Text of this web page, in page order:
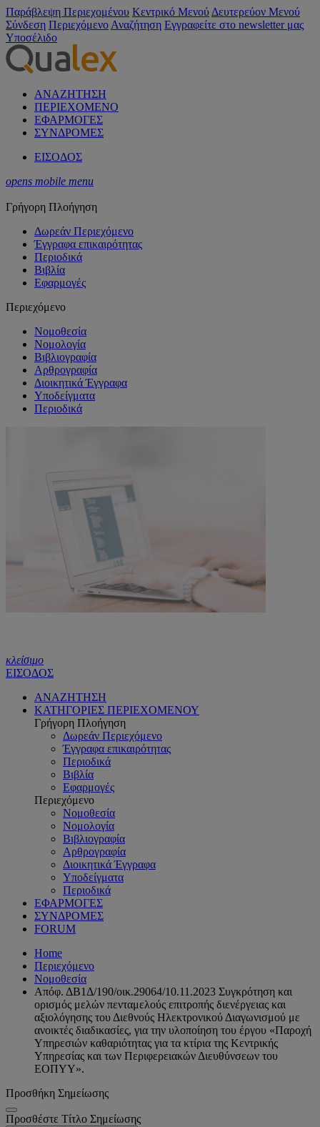
Παράβλεψη Περιεχομένου Κεντρικό Μενού Δευτερεύον Μενού
Σύνδεση Περιεχόμενο Αναζήτηση Εγγραφείτε στο newsletter μας
Υποσέλιδο
ΑΝΑΖΗΤΗΣΗ
ΠΕΡΙΕΧΟΜΕΝΟ
ΕΦΑΡΜΟΓΕΣ
ΣΥΝΔΡΟΜΕΣ
ΕΙΣΟΔΟΣ
opens mobile menu
Γρήγορη Πλοήγηση
Δωρεάν Περιεχόμενο
Έγγραφα επικαιρότητας
Περιοδικά
Βιβλία
Εφαρμογές
Περιεχόμενο
Νομοθεσία
Νομολογία
Βιβλιογραφία
Αρθρογραφία
Διοικητικά Έγγραφα
Υποδείγματα
Περιοδικά
κλείσιμο
ΕΙΣΟΔΟΣ
ΑΝΑΖΗΤΗΣΗ
ΚΑΤΗΓΟΡΙΕΣ ΠΕΡΙΕΧΟΜΕΝΟΥ
Γρήγορη Πλοήγηση
Δωρεάν Περιεχόμενο
Έγγραφα επικαιρότητας
Περιοδικά
Βιβλία
Εφαρμογές
Περιεχόμενο
Νομοθεσία
Νομολογία
Βιβλιογραφία
Αρθρογραφία
Διοικητικά Έγγραφα
Υποδείγματα
Περιοδικά
ΕΦΑΡΜΟΓΕΣ
ΣΥΝΔΡΟΜΕΣ
FORUM
Home
Περιεχόμενο
Νομοθεσία
Απόφ. ΔΒ1Δ/190/οικ.29064/10.11.2023 Συγκρότηση και
ορισμός μελών πενταμελούς επιτροπής διενέργειας και
αξιολόγησης του Διεθνούς Ηλεκτρονικού Διαγωνισμού με
ανοικτές διαδικασίες, για την υλοποίηση του έργου «Παροχή
Υπηρεσιών καθαριότητας για τα κτίρια της Κεντρικής
Υπηρεσίας και των Περιφερειακών Διευθύνσεων του
ΕΟΠΥΥ».
Προσθήκη Σημείωσης
Προσθέστε Τίτλο Σημείωσης